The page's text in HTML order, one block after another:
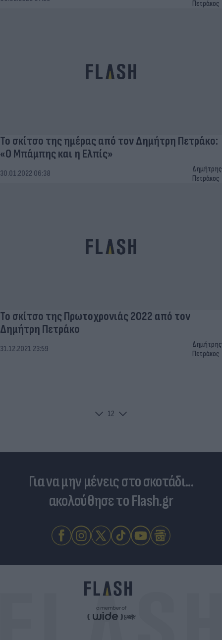
Πετράκος
Το σκίτσο της ημέρας από τον Δημήτρη Πετράκο:
«Ο Μπάμπης και η Ελπίς»
30.01.2022 06:38
Δημήτρης
Πετράκος
Το σκίτσο της Πρωτοχρονιάς 2022 από τον
Δημήτρη Πετράκο
31.12.2021 23:59
Δημήτρης
Πετράκος
12
Για να μην μένεις στο σκοτάδι...
ακολούθησε το Flash.gr